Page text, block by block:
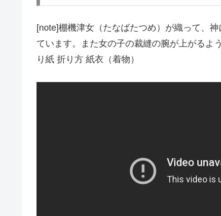
[note]棚機津女（たなばたつめ）が織って、
ています。また女の子の裁縫の腕が上がるよ
り紙 折り方 紙衣（着物）